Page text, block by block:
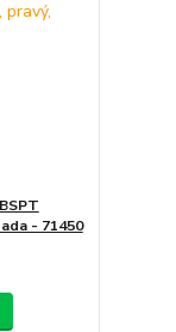
- 71450